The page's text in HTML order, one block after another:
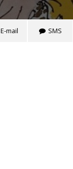
E-mail SMS